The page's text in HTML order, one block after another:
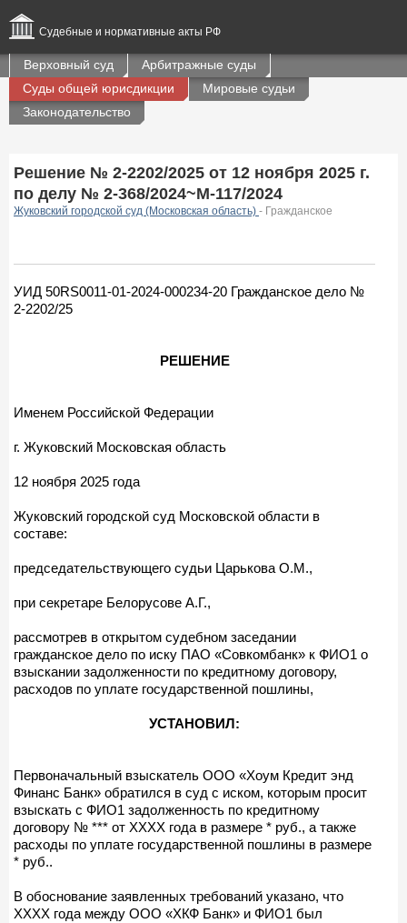
Судебные и нормативные акты РФ
Верховный суд
Арбитражные суды
Суды общей юрисдикции
Мировые судьи
Законодательство
Решение № 2-2202/2025 от 12 ноября 2025 г.
по делу № 2-368/2024~М-117/2024
Жуковский городской суд (Московская область) - Гражданское
УИД 50RS0011-01-2024-000234-20 Гражданское дело №
2-2202/25
РЕШЕНИЕ
Именем Российской Федерации
г. Жуковский Московская область
12 ноября 2025 года
Жуковский городской суд Московской области в
составе:
председательствующего судьи Царькова О.М.,
при секретаре Белорусове А.Г.,
рассмотрев в открытом судебном заседании
гражданское дело по иску ПАО «Совкомбанк» к ФИО1 о
взыскании задолженности по кредитному договору,
расходов по уплате государственной пошлины,
УСТАНОВИЛ:
Первоначальный взыскатель ООО «Хоум Кредит энд
Финанс Банк» обратился в суд с иском, которым просит
взыскать с ФИО1 задолженность по кредитному
договору № *** от ХХХХ года в размере * руб., а также
расходы по уплате государственной пошлины в размере
* руб..
В обоснование заявленных требований указано, что
ХХХХ года между ООО «ХКФ Банк» и ФИО1 был